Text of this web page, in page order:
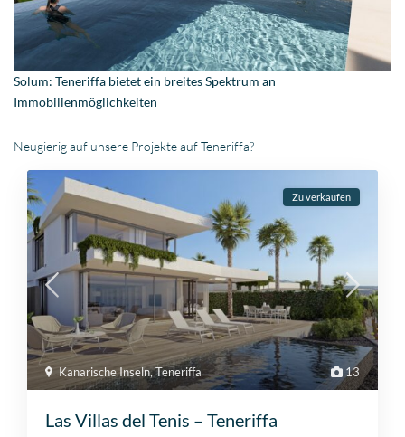
Solum: Teneriffa bietet ein breites Spektrum an
Immobilienmöglichkeiten
Neugierig auf unsere Projekte auf Teneriffa?
13
Kanarische Inseln,Teneriffa
Zu verkaufen
Las Villas del Tenis – Teneriffa